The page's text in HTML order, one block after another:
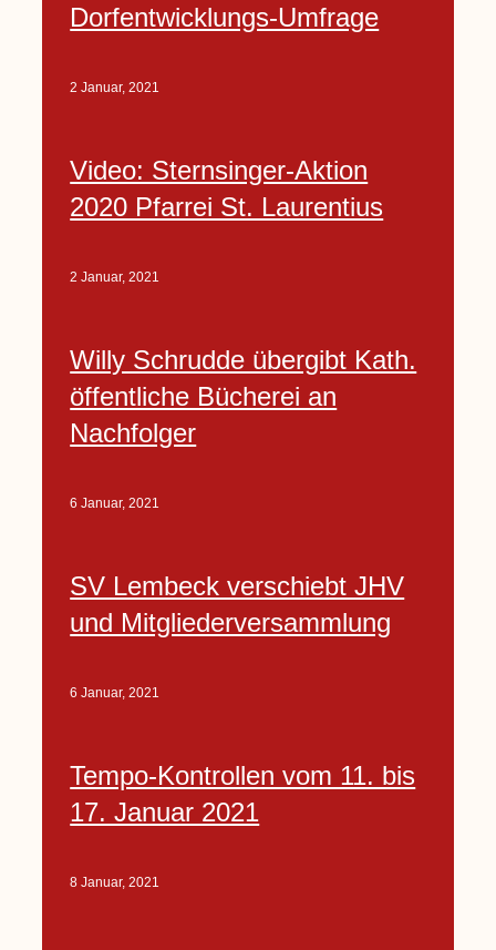
Dorfentwicklungs-Umfrage
2 Januar, 2021
Video: Sternsinger-Aktion
2020 Pfarrei St. Laurentius
2 Januar, 2021
Willy Schrudde übergibt Kath.
öffentliche Bücherei an
Nachfolger
6 Januar, 2021
SV Lembeck verschiebt JHV
und Mitgliederversammlung
6 Januar, 2021
Tempo-Kontrollen vom 11. bis
17. Januar 2021
8 Januar, 2021